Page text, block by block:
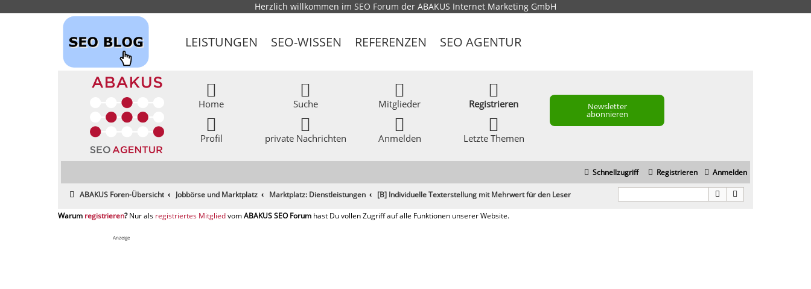
Herzlich willkommen im SEO Forum der ABAKUS Internet Marketing GmbH
LEISTUNGEN SEO-WISSEN REFERENZEN SEO AGENTUR
Home
Profil
Suche
private Nachrichten
Mitglieder
Anmelden
Registrieren
Letzte Themen
Newsletter
abonnieren
Schnellzugriff Anmelden
Registrieren
ABAKUS Foren-Übersicht Jobbörse und Marktplatz Marktplatz: Dienstleistungen [B] Individuelle Texterstellung mit Mehrwert für den Leser
registrieren registriertes Mitglied
Anzeige